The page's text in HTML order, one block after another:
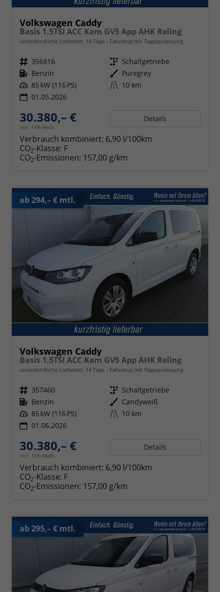
Volkswagen Caddy
Basis 1.5TSI ACC Kam GV5 App AHK Reling
unverbindliche Lieferzeit: 14 Tage Fahrzeug mit Tageszulassung
Fahrzeugnr. 356816 Getriebe Schaltgetriebe
Kraftstoff Benzin Außenfarbe Puregrey
Leistung 85 kW (116 PS) Kilometerstand 10 km
01.05.2026
30.380,– €
incl. 19% MwSt.
Details
Verbrauch kombiniert: 6,90 l/100km
CO2-Klasse: F
CO2-Emissionen: 157,00 g/km
ab 294,– € mtl.
Volkswagen Caddy
Basis 1.5TSI ACC Kam GV5 App AHK Reling
unverbindliche Lieferzeit: 14 Tage Fahrzeug mit Tageszulassung
Fahrzeugnr. 357460 Getriebe Schaltgetriebe
Kraftstoff Benzin Außenfarbe Candyweiß
Leistung 85 kW (116 PS) Kilometerstand 10 km
01.06.2026
30.380,– €
incl. 19% MwSt.
Details
Verbrauch kombiniert: 6,90 l/100km
CO2-Klasse: F
CO2-Emissionen: 157,00 g/km
ab 295,– € mtl.